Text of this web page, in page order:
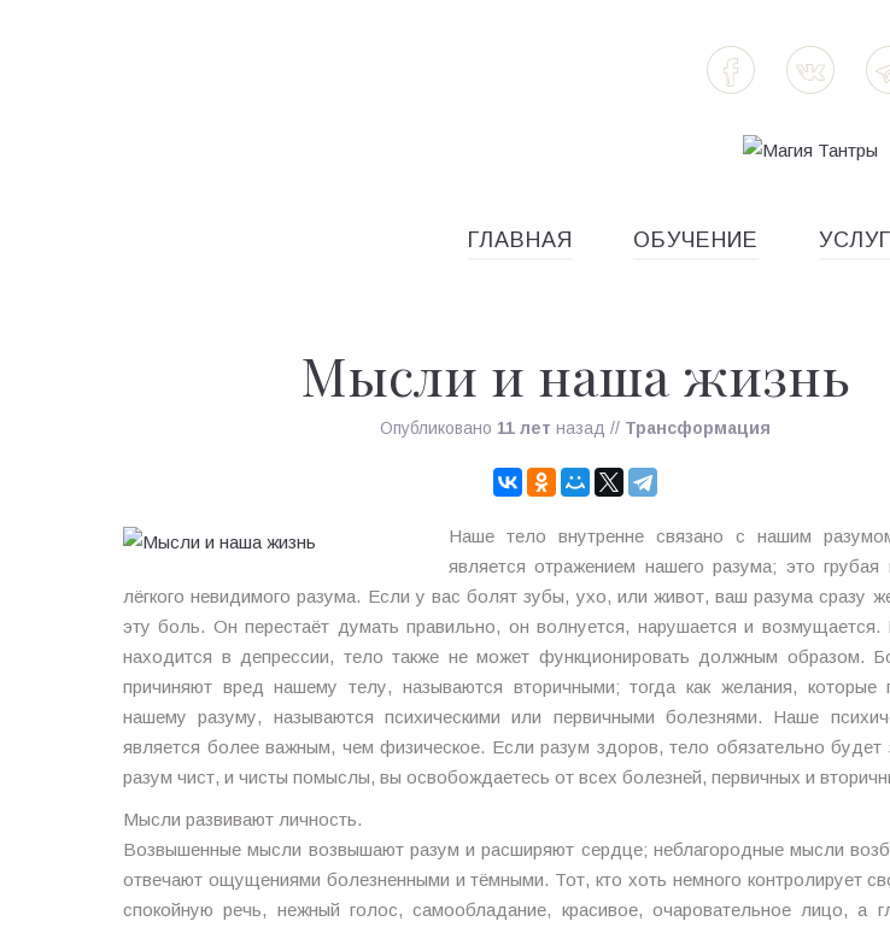
ГЛАВНАЯ ОБУЧЕНИЕ
Мысли и наша жизнь
Опубликовано 11 лет назад // Трансформация
Наше тело внутренне связано с нашим
является отражением нашего разума; это
лёгкого невидимого разума. Если у вас болят зубы, ухо, или живот, ваш разума сразу
эту боль. Он перестаёт думать правильно, он волнуется, нарушается и
находится в депрессии, тело также не может функционировать должным образом.
причиняют вред нашему телу, называются вторичными; тогда как желания, которые
нашему разуму, называются психическими или первичными болезнями. Наше
является более важным, чем физическое. Если разум здоров, тело обязательно
разум чист, и чисты помыслы, вы освобождаетесь от всех болезней, первичных и
Мысли развивают личность.
Возвышенные мысли возвышают разум и расширяют сердце; неблагородные мысли
отвечают ощущениями болезненными и тёмными. Тот, кто хоть немного контролирует
спокойную речь, нежный голос, самообладание, красивое, очаровательное лицо, а